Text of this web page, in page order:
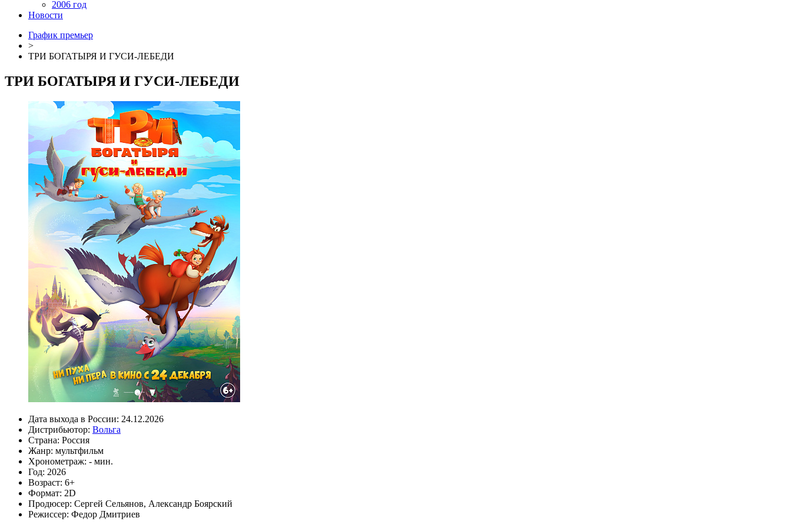
2006 год
Новости
График премьер
>
ТРИ БОГАТЫРЯ И ГУСИ-ЛЕБЕДИ
ТРИ БОГАТЫРЯ И ГУСИ-ЛЕБЕДИ
Дата выхода в России: 24.12.2026
Дистрибьютор: Вольга
Страна: Россия
Жанр: мультфильм
Хронометраж: - мин.
Год: 2026
Возраст: 6+
Формат: 2D
Продюсер: Сергей Сельянов, Александр Боярский
Режиссер: Федор Дмитриев